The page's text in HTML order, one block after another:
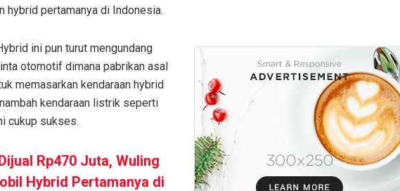
hybrid pertamanya di Indonesia.
ini pun turut mengundang
otomotif dimana pabrikan asal
memasarkan kendaraan hybrid
kendaraan listrik seperti
cukup sukses.
Rp470 Juta, Wuling
Hybrid Pertamanya di